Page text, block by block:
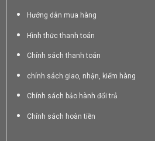
Hướng dẫn mua hàng
Hình thức thanh toán
Chính sách thanh toán
chính sách giao, nhận, kiểm hàng
Chính sách bảo hành đổi trả
Chính sách hoàn tiền